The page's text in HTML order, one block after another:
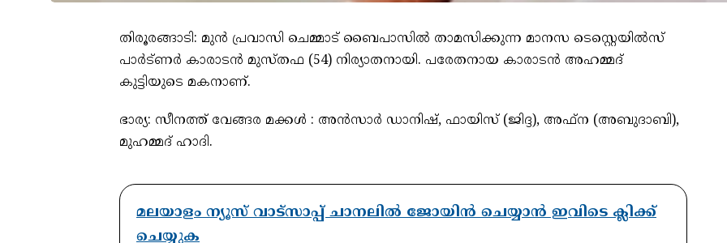
തിരൂരങ്ങാടി: മുൻ പ്രവാസി ചെമ്മാട് ബൈപാസിൽ താമസിക്കുന്ന മാനസ ടെസ്റ്റെയിൽസ്
പാർട്ണർ കാരാടൻ മുസ്തഫ (54) നിര്യാതനായി. പരേതനായ കാരാടൻ അഹമ്മദ്
കുട്ടിയുടെ മകനാണ്.
ഭാര്യ: സീനത്ത് വേങ്ങര മക്കൾ : അൻസാർ ഡാനിഷ്, ഫായിസ് (ജിദ്ദ), അഫ്ന (അബുദാബി),
മുഹമ്മദ്‌ ഹാദി.
മലയാളം ന്യൂസ് വാട്സാപ്പ് ചാനലിൽ ജോയിൻ ചെയ്യാൻ ഇവിടെ ക്ലിക്ക്
ചെയ്യുക